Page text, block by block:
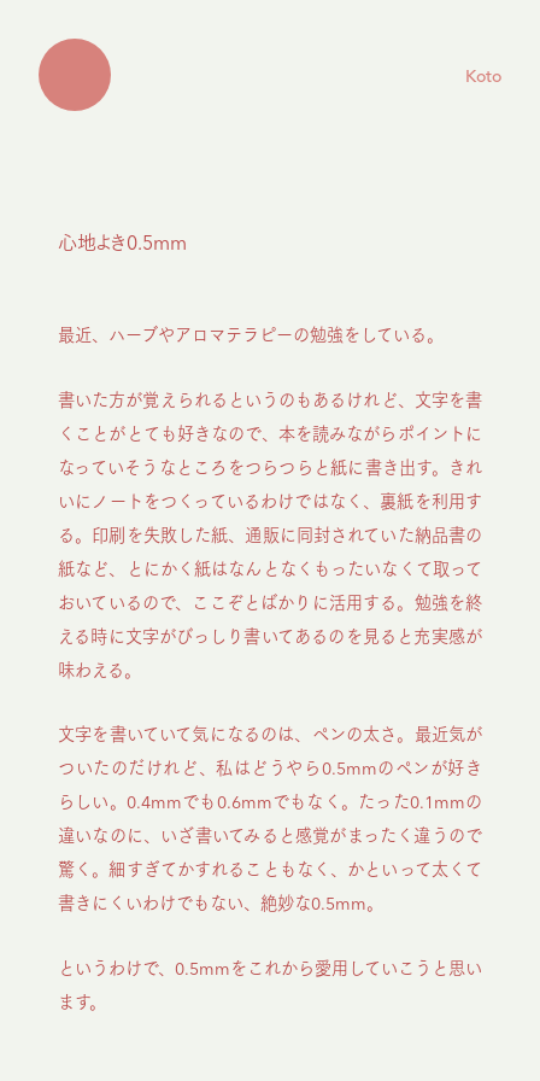
Koto
心地よき0.5mm
最近、ハーブやアロマテラピーの勉強をしている。
書いた方が覚えられるというのもあるけれど、文字を書
くことがとても好きなので、本を読みながらポイントに
なっていそうなところをつらつらと紙に書き出す。きれ
いにノートをつくっているわけではなく、裏紙を利用す
る。印刷を失敗した紙、通販に同封されていた納品書の
紙など、とにかく紙はなんとなくもったいなくて取って
おいているので、ここぞとばかりに活用する。勉強を終
える時に文字がびっしり書いてあるのを見ると充実感が
味わえる。
文字を書いていて気になるのは、ペンの太さ。最近気が
ついたのだけれど、私はどうやら0.5mmのペンが好き
らしい。0.4mmでも0.6mmでもなく。たった0.1mmの
違いなのに、いざ書いてみると感覚がまったく違うので
驚く。細すぎてかすれることもなく、かといって太くて
書きにくいわけでもない、絶妙な0.5mm。
というわけで、0.5mmをこれから愛用していこうと思い
ます。